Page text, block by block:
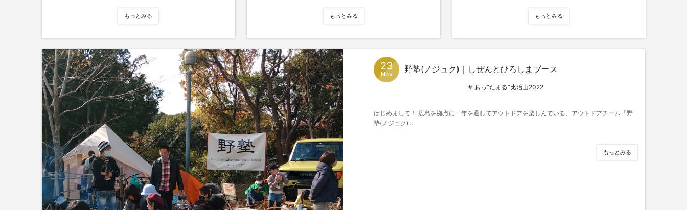
もっとみる もっとみる もっとみる
23
Nov 野塾(ノジュク)｜しぜんとひろしまブース
あっ“たまる”比治山2022
はじめまして！ 広島を拠点に一年を通してアウトドアを楽しんでいる、アウトドアチーム「野
塾(ノジュク)...
もっとみる